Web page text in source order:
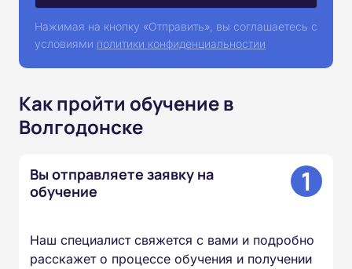
Нажимая на кнопку «Отправить», вы соглашаетесь с
условиями политики конфиденциальностии
Как пройти обучение в
Волгодонске
Вы отправляете заявку на
обучение
1
Наш специалист свяжется с вами и подробно
расскажет о процессе обучения и получении